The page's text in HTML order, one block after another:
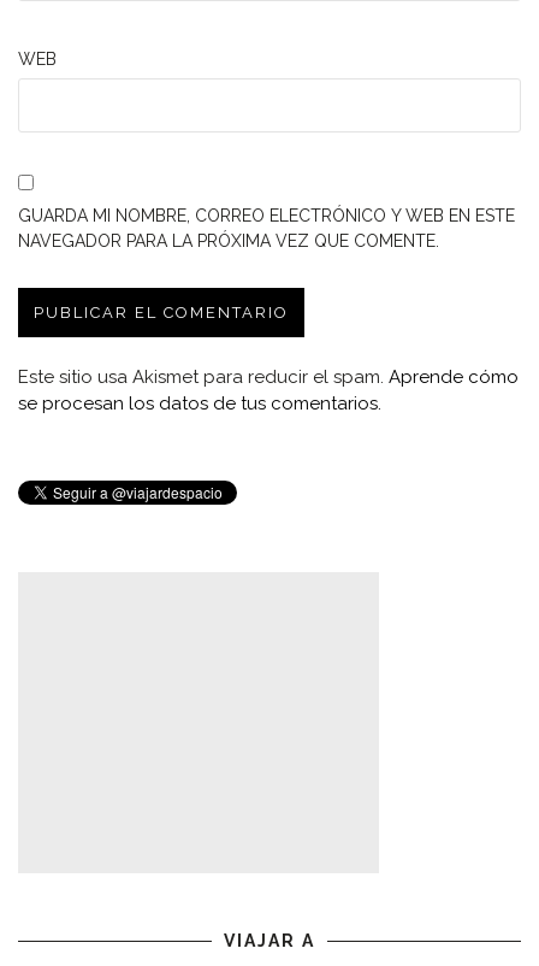
WEB
GUARDA MI NOMBRE, CORREO ELECTRÓNICO Y WEB EN ESTE
NAVEGADOR PARA LA PRÓXIMA VEZ QUE COMENTE.
Este sitio usa Akismet para reducir el spam. Aprende cómo
se procesan los datos de tus comentarios.
VIAJAR A